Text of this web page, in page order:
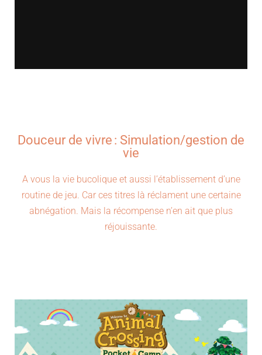
Douceur de vivre : Simulation/gestion de
vie
A vous la vie bucolique et aussi l’établissement d’une
routine de jeu. Car ces titres là réclament une certaine
abnégation. Mais la récompense n’en ait que plus
réjouissante.